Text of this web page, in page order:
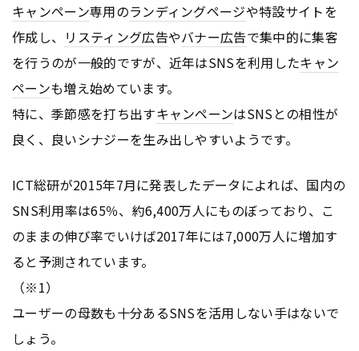
キャンペーン専用のランディングページや特設サイトを
作成し、 リスティング広告やバナー広告で集中的に集客
を行うのが一般的ですが、近年はSNSを利用したキャン
ペーンも増え始めています。
特に、季節感を打ち出すキャンペーンはSNSとの相性が
良く、良いシナジーを生み出しやすいようです。
ICT総研が2015年7月に発表したデータによれば、国内の
SNS利用率は65％、約6,400万人にものぼっており、こ
のままの伸び率でいけば2017年には7,000万人に増加す
ると予測されています。
（※1）
ユーザーの母数も十分あるSNSを活用しない手はないで
しょう。